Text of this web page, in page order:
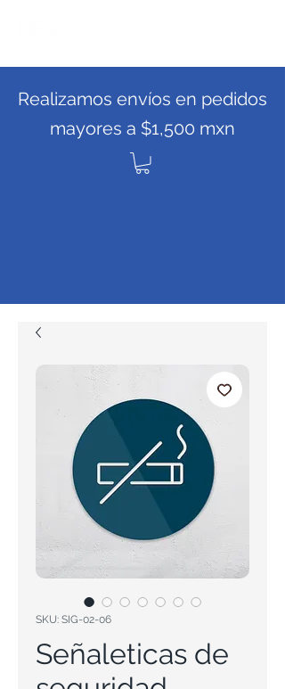
Realizamos envíos en pedidos
mayores a $1,500 mxn
SKU: SIG-02-06
Señaleticas de